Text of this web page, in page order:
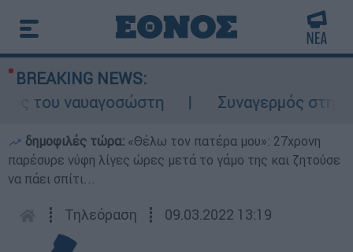
BREAKING NEWS:
του ναυαγοσώστη
Συναγερμός στην
δημοφιλές τώρα: «Θέλω τον πατέρα μου»: 27χρονη
παρέσυρε νύφη λίγες ώρες μετά το γάμο της και ζητούσε
να πάει σπίτι...
┋ Τηλεόραση ┋ 09.03.2022 13:19